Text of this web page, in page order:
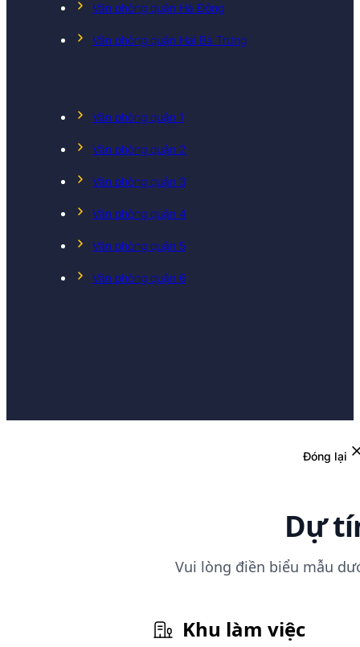
Văn phòng quận Hà Đông
Văn phòng quận Hai Bà Trưng
Văn phòng quận 1
Văn phòng quận 2
Văn phòng quận 3
Văn phòng quận 4
Văn phòng quận 5
Văn phòng quận 6
Đóng lại